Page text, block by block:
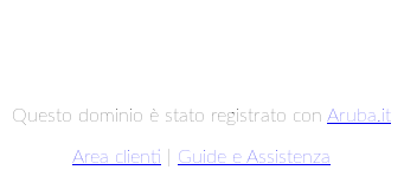
Questo dominio è stato registrato con Aruba.it
Area clienti Guide e Assistenza